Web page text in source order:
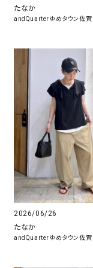
たなか
andQuarterゆめタウン佐賀
2026/06/26
たなか
andQuarterゆめタウン佐賀